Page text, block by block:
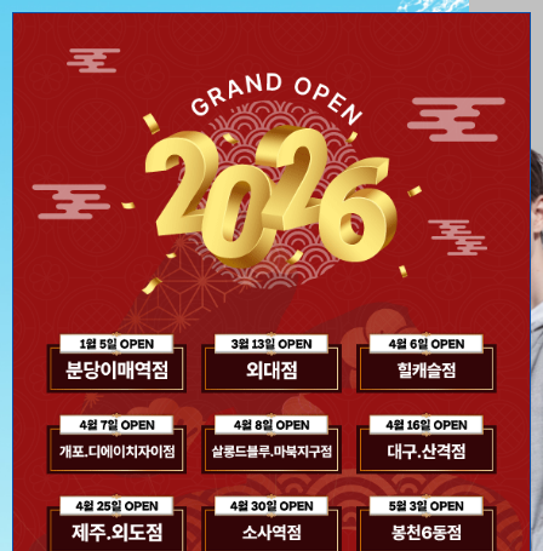
오늘 하루 이 창을 열지 않기 Close